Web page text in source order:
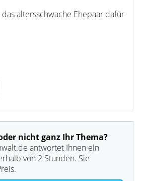
altersschwache Ehepaar dafür
nicht ganz Ihr Thema?
antwortet Ihnen ein
von 2 Stunden. Sie